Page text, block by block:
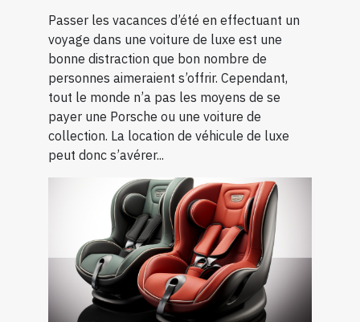
Passer les vacances d’été en effectuant un
voyage dans une voiture de luxe est une
bonne distraction que bon nombre de
personnes aimeraient s’offrir. Cependant,
tout le monde n’a pas les moyens de se
payer une Porsche ou une voiture de
collection. La location de véhicule de luxe
peut donc s’avérer...